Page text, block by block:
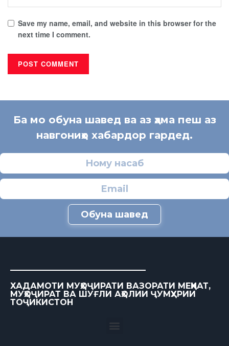
Save my name, email, and website in this browser for the
next time I comment.
Ба мо обуна шавед ва аз ҳама пеш аз
навгониҳо хабардор гардед.
Обуна шавед
ХАДАМОТИ МУҲОҶИРАТИ ВАЗОРАТИ МЕҲНАТ,
МУҲОҶИРАТ ВА ШУҒЛИ АҲОЛИИ ҶУМҲУРИИ
ТОҶИКИСТОН